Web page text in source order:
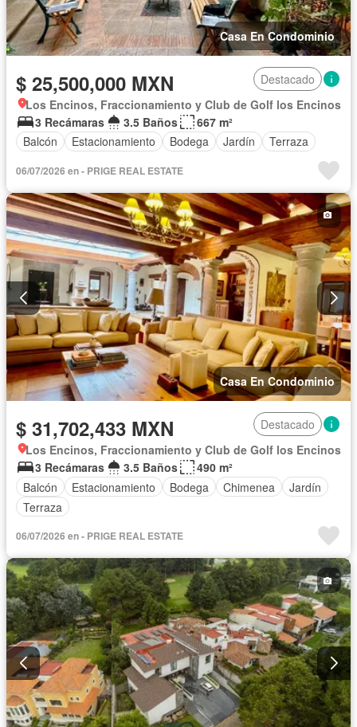
Casa En Condominio
$ 25,500,000 MXN
Destacado
Los Encinos, Fraccionamiento y Club de Golf los Encinos
3 Recámaras
3.5 Baños
667 m²
Balcón
Estacionamiento Bodega Jardín Terraza
06/07/2026 en - PRIGE REAL ESTATE
Casa En Condominio
$ 31,702,433 MXN
Destacado
Los Encinos, Fraccionamiento y Club de Golf los Encinos
3 Recámaras
3.5 Baños
490 m²
Balcón
Estacionamiento Bodega Chimenea
Jardín
Terraza
06/07/2026 en - PRIGE REAL ESTATE